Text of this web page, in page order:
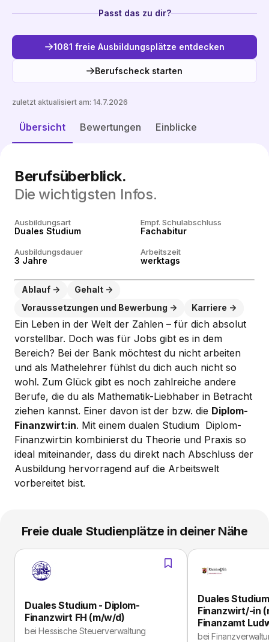
Passt das zu dir?
1081 freie Ausbildungsplätze entdecken
Berufscheck starten
Übersicht Bewertungen Einblicke
zuletzt aktualisiert am: 14.7.2026
Freie Plätze entdecken
Berufsüberblick.
Die wichtigsten Infos.
Ausbildungsart
Duales Studium
Empf. Schulabschluss
Fachabitur
Ausbildungsdauer
3 Jahre
Arbeitszeit
werktags
Ablauf
Gehalt
Voraussetzungen und Bewerbung
Karriere
Ein Leben in der Welt der Zahlen – für dich absolut
vorstellbar. Doch was für Jobs gibt es in dem
Bereich? Bei der Bank möchtest du nicht arbeiten
und als Mathelehrer fühlst du dich auch nicht so
wohl. Zum Glück gibt es noch zahlreiche andere
Berufe, die du als Mathematik-Liebhaber in Betracht
ziehen kannst. Einer davon ist der bzw. die Diplom-
Finanzwirt:in. Mit einem dualen Studium Diplom-
Finanzwirt:in kombinierst du Theorie und Praxis so
ideal miteinander, dass du direkt nach Abschluss der
Ausbildung hervorragend auf die Arbeitswelt
vorbereitet bist.
Freie duale Studienplätze in deiner Nähe
Duales Studium - Diplom-
Finanzwirt FH (m/w/d)
beiHessische Steuerverwaltung
Duales
Finanzwirt/-in
Finanzamt
bei